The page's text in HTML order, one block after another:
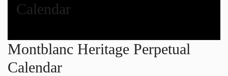
Calendar
Montblanc Heritage Perpetual
Calendar